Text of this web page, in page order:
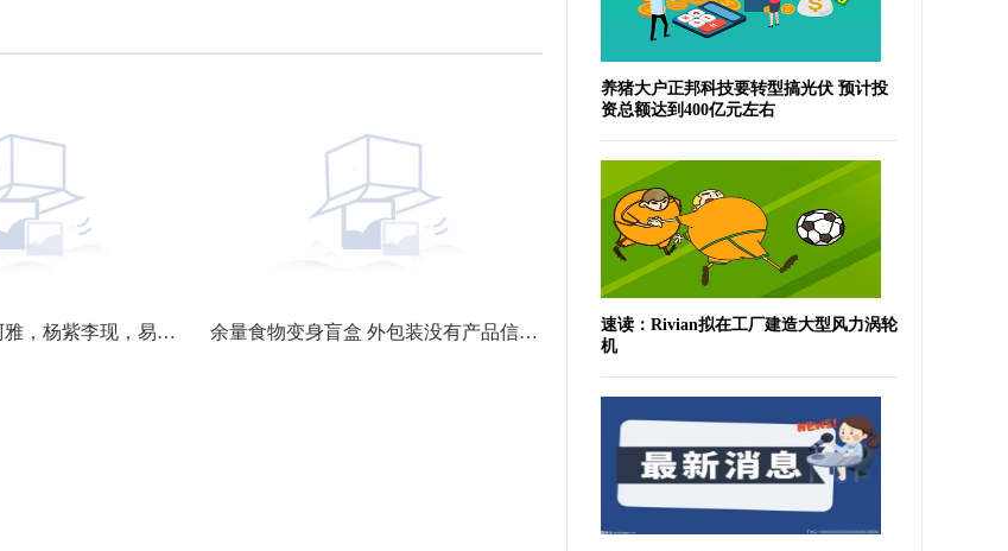
baby，蔡徐坤，阿雅，杨紫李现，易烊千玺 天天信息 余量食物变身盲盒 外包装没有产品信息 有人认为捡漏有人觉得踩坑 “剩菜盲盒”你会买吗？ 世界新消息 北京公交：7月5日起调整休闲观光专线5营业时间 当前讯息
养猪大户正邦科技要转型搞光伏 预计投
资总额达到400亿元左右
速读：Rivian拟在工厂建造大型风力涡轮
机